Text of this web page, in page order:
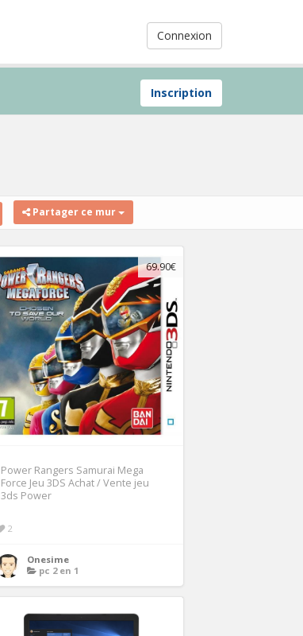
Connexion
Inscription
Partager ce mur
69.90€
Power Rangers Samurai Mega
Force Jeu 3DS Achat / Vente jeu
3ds Power
2
Onesime
pc 2 en 1